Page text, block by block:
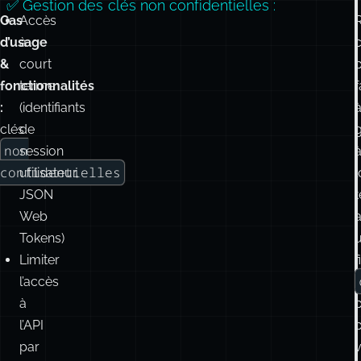
Cas
d’usage
&
fonctionnalités
:
clés
non
confidentielles
Accès
à
court
terme
(identifiants
de
session
utilisateur,
JSON
Web
Tokens)
Limiter
l’accès
à
l’API
par
✅ Gestion des clés non confidentielles :
à
à